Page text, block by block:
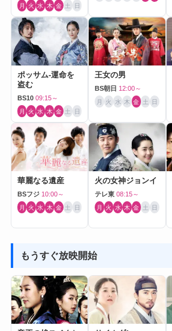
月 火 水 木 金 土 日
ポッサム-運命を
盗む
BS10 09:15～
月 火 水 木 金 土 日
王女の男
BS朝日 12:00～
月 火 水 木 金 土 日
華麗なる遺産
BSフジ 10:00～
月 火 水 木 金 土 日
火の女神ジョンイ
テレ東 08:15～
月 火 水 木 金 土 日
もうすぐ放映開始